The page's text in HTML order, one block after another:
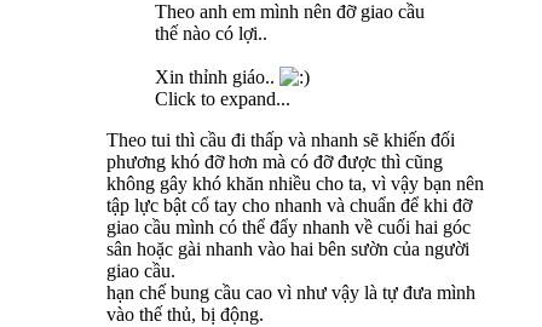
Theo anh em mình nên đỡ giao cầu
thế nào có lợi..
Xin thỉnh giáo..
Click to expand...
Theo tui thì cầu đi thấp và nhanh sẽ khiến đối
phương khó đỡ hơn mà có đỡ được thì cũng
không gây khó khăn nhiều cho ta, vì vậy bạn nên
tập lực bật cổ tay cho nhanh và chuẩn để khi đỡ
giao cầu mình có thể đẩy nhanh về cuối hai góc
sân hoặc gài nhanh vào hai bên sườn của người
giao cầu.
hạn chế bung cầu cao vì như vậy là tự đưa mình
vào thế thủ, bị động.